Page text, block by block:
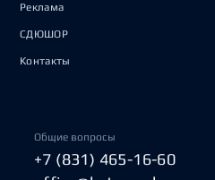
Реклама
СДЮШОР
Контакты
Общие вопросы
+7 (831) 465-16-60